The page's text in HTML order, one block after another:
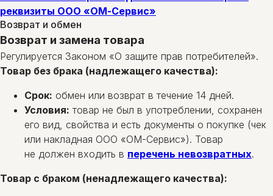
реквизиты ООО «ОМ-Сервис»
Возврат и обмен
Возврат и замена товара
Регулируется Законом «О защите прав потребителей».
Товар без брака (надлежащего качества):
Срок: обмен или возврат в течение 14 дней.
Условия: товар не был в употреблении, сохранен
его вид, свойства и есть документы о покупке (чек
или накладная ООО «ОМ-Сервис»). Товар
не должен входить в перечень невозвратных.
Товар с браком (ненадлежащего качества):